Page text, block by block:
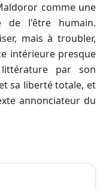
comme une
de l'être humain.
mais à troubler,
intérieure presque
par son
sa liberté totale, et
annonciateur du